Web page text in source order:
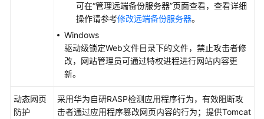
机
可在“管理远端备份服务器”页面查看，查看详细
操作请参考修改远端备份服务器。
Windows
驱动级锁定Web文件目录下的文件，禁止攻击者修
改，网站管理员可通过特权进程进行网站内容更
新。
动态网页
防护
采用华为自研RASP检测应用程序行为，有效阻断攻
击者通过应用程序篡改网页内容的行为；提供Tomcat